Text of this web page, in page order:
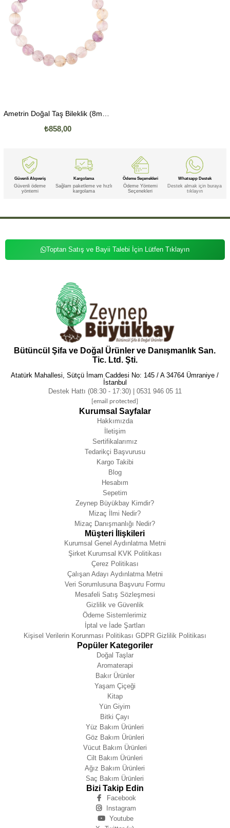
₺858,00
Güvenli Alışveriş
Güvenli ödeme
yöntemi
Kargolama
Sağlam paketleme ve hızlı
kargolama
Ödeme Seçenekleri
Ödeme Yöntemi
Seçenekleri
Whatsapp Destek
Destek almak için buraya
tıklayın
Toptan Satış ve Bayii Talebi İçin Lütfen Tıklayın
Bütüncül Şifa ve Doğal Ürünler ve Danışmanlık San.
Tic. Ltd. Şti.
Atatürk Mahallesi, Sütçü İmam Caddesi No: 145 / A 34764 Ümraniye /
İstanbul
Destek Hattı (08:30 - 17:30) | 0531 946 05 11
[email protected]
Kurumsal Sayfalar
Hakkımızda
İletişim
Sertifikalarımız
Tedarikçi Başvurusu
Kargo Takibi
Blog
Hesabım
Sepetim
Zeynep Büyükbay Kimdir?
Mizaç İlmi Nedir?
Mizaç Danışmanlığı Nedir?
Müşteri İlişkileri
Kurumsal Genel Aydınlatma Metni
Şirket Kurumsal KVK Politikası
Çerez Politikası
Çalışan Adayı Aydınlatma Metni
Veri Sorumlusuna Başvuru Formu
Mesafeli Satış Sözleşmesi
Gizlilik ve Güvenlik
Ödeme Sistemlerimiz
İptal ve İade Şartları
Kişisel Verilerin Korunması Politikası GDPR Gizlilik Politikası
Popüler Kategoriler
Doğal Taşlar
Aromaterapi
Bakır Ürünler
Yaşam Çiçeği
Kitap
Yün Giyim
Bitki Çayı
Yüz Bakım Ürünleri
Göz Bakım Ürünleri
Vücut Bakım Ürünleri
Cilt Bakım Ürünleri
Ağız Bakım Ürünleri
Saç Bakım Ürünleri
Bizi Takip Edin
Facebook
Instagram
Youtube